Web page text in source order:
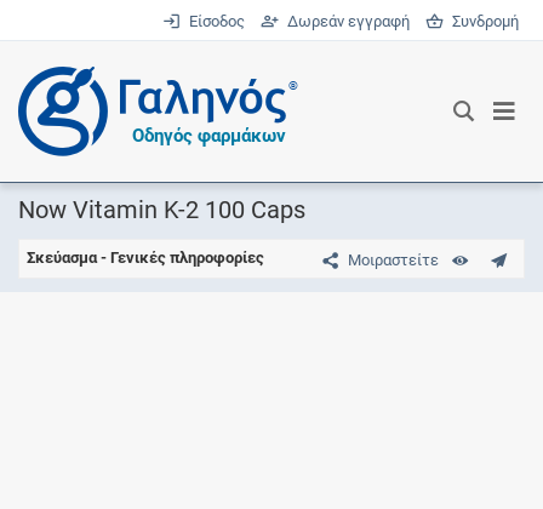
Είσοδος Δωρεάν εγγραφή Συνδρομή
®
Οδηγός φαρμάκων
Now Vitamin K-2 100 Caps
Μοιραστείτε
Σκεύασμα - Γενικές πληροφορίες